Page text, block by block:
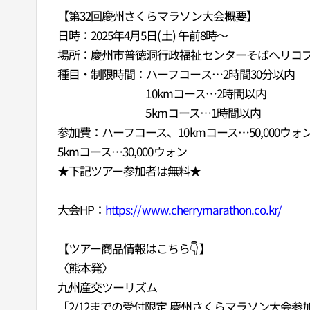
【第32回慶州さくらマラソン大会概要】
日時：2025年4月5日(土) 午前8時～
場所：慶州市普徳洞行政福祉センターそばヘリコ
種目・制限時間：ハーフコース…2時間30分以内
10kmコース…2時間以内
5kmコース…1時間以内
参加費：ハーフコース、10kmコース…50,000ウォ
5kmコース…30,000ウォン
★下記ツアー参加者は無料★
大会HP： https://www.cherrymarathon.co.kr/
【ツアー商品情報はこちら👇】
〈熊本発〉
九州産交ツーリズム
「2/12までの受付限定 慶州さくらマラソン大会参